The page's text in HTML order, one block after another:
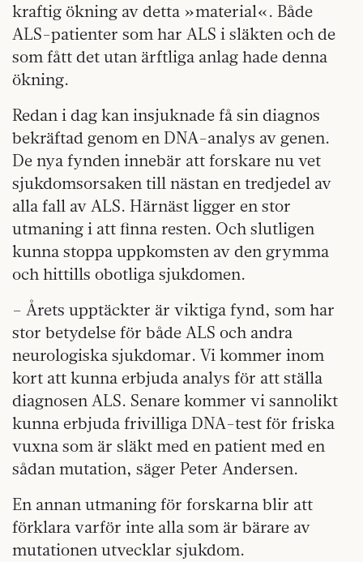
kraftig ökning av detta »material«. Både
ALS-patienter som har ALS i släkten och de
som fått det utan ärftliga anlag hade denna
ökning.
Redan i dag kan insjuknade få sin diagnos
bekräftad genom en DNA-analys av genen.
De nya fynden innebär att forskare nu vet
sjukdomsorsaken till nästan en tredjedel av
alla fall av ALS. Härnäst ligger en stor
utmaning i att finna resten. Och slutligen
kunna stoppa uppkomsten av den grymma
och hittills obotliga sjukdomen.
– Årets upptäckter är viktiga fynd, som har
stor betydelse för både ALS och andra
neurologiska sjukdomar. Vi kommer inom
kort att kunna erbjuda analys för att ställa
diagnosen ALS. Senare kommer vi sannolikt
kunna erbjuda frivilliga DNA-test för friska
vuxna som är släkt med en patient med en
sådan mutation, säger Peter Andersen.
En annan utmaning för forskarna blir att
förklara varför inte alla som är bärare av
mutationen utvecklar sjukdom.